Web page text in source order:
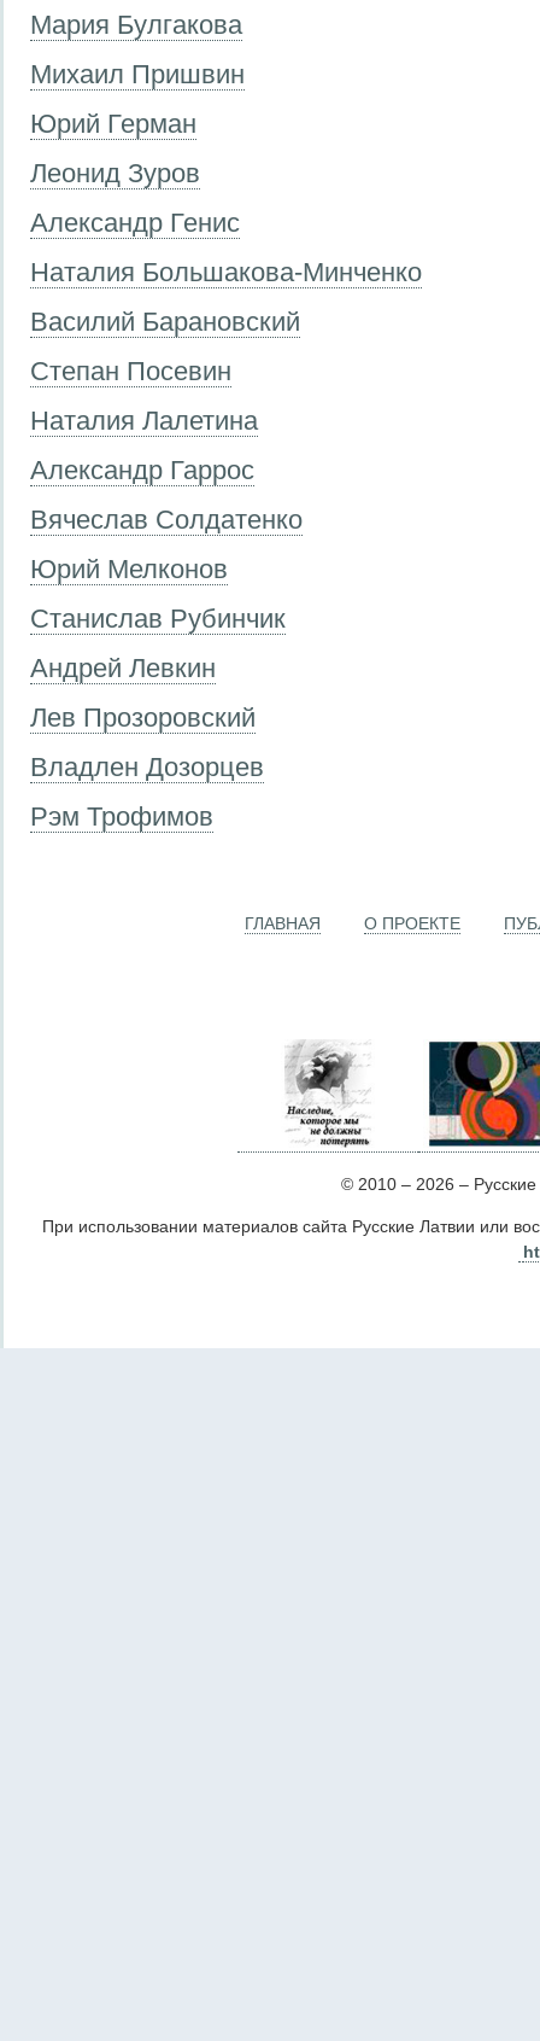
Мария Булгакова
Михаил Пришвин
Юрий Герман
Леонид Зуров
Александр Генис
Наталия Большакова-Минченко
Василий Барановский
Степан Посевин
Наталия Лалетина
Александр Гаррос
Вячеслав Солдатенко
Юрий Мелконов
Станислав Рубинчик
Андрей Левкин
Лев Прозоровский
Владлен Дозорцев
Рэм Трофимов
ГЛАВНАЯ О ПРОЕКТЕ
© 2010 – 2026 –
При использовании материалов сайта Русские Латвии или